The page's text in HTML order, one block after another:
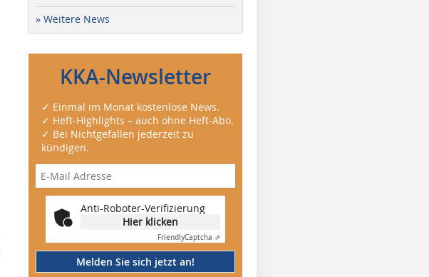
» Weitere News
KKA-Newsletter
✓ Einmal im Monat kostenlose News.
✓ Heft-Highlights – auch ohne Heft-Abo.
✓ Bei Nichtgefallen jederzeit zu
kündigen.
Anti-Roboter-Verifizierung
Hier klicken
FriendlyCaptcha ⇗
Melden Sie sich jetzt an!